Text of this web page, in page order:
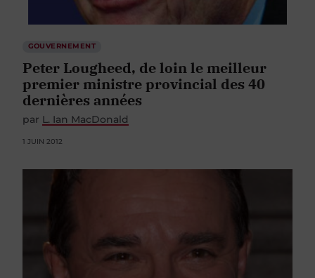
GOUVERNEMENT
Peter Lougheed, de loin le meilleur
premier ministre provincial des 40
dernières années
par L. Ian MacDonald
1 JUIN 2012